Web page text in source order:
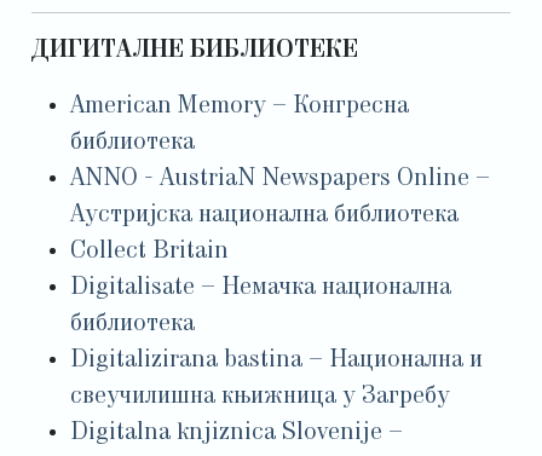
ДИГИТАЛНЕ БИБЛИОТЕКЕ
American Memory – Конгресна
библиотека
ANNO - AustriaN Newspapers Online –
Аустријска национална библиотека
Collect Britain
Digitalisate – Немачка национална
библиотека
Digitalizirana bastina – Национална и
свеучилишна књижница у Загребу
Digitalna knjiznica Slovenije –